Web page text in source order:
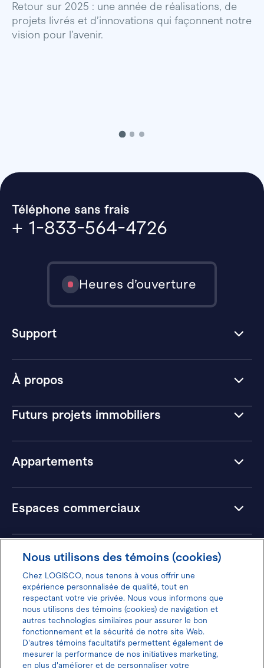
Retour sur 2025 : une année de réalisations, de
projets livrés et d’innovations qui façonnent notre
vision pour l’avenir.
À propos
Futurs projets immobiliers
Appartements
Espaces commerciaux
Hôtels
Téléphone sans frais
+ 1-833-564-4726
Heures d’ouverture
Support
Donnez votre avis pour gagner 100$
Nous utilisons des témoins (cookies)
Chez LOGISCO, nous tenons à vous offrir une
expérience personnalisée de qualité, tout en
respectant votre vie privée. Nous vous informons que
nous utilisons des témoins (cookies) de navigation et
autres technologies similaires pour assurer le bon
fonctionnement et la sécurité de notre site Web.
D'autres témoins facultatifs permettent également de
mesurer la performance de nos initiatives marketing,
en plus d'améliorer et de personnaliser votre